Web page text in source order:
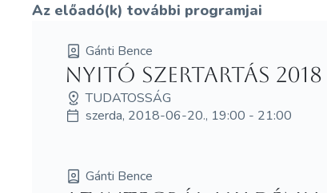
Az előadó(k) további programjai
Gánti Bence
Nyitó Szertartás 2018
TUDATOSSÁG
szerda, 2018-06-20., 19:00 - 21:00
Gánti Bence